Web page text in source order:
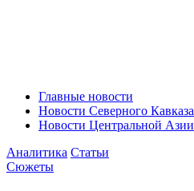
Главные новости
Новости Северного Кавказа
Новости Центральной Азии
Аналитика Статьи
Сюжеты